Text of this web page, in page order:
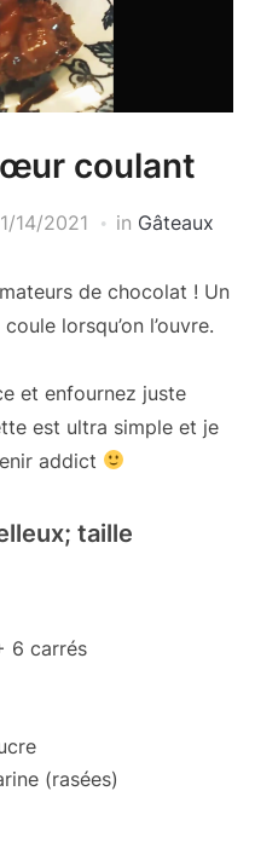
coulant
14/2021 in Gâteaux
de chocolat ! Un
lorsqu’on l’ouvre.
et enfournez juste
est ultra simple et je
addict
taille
6 carrés
(rasées)